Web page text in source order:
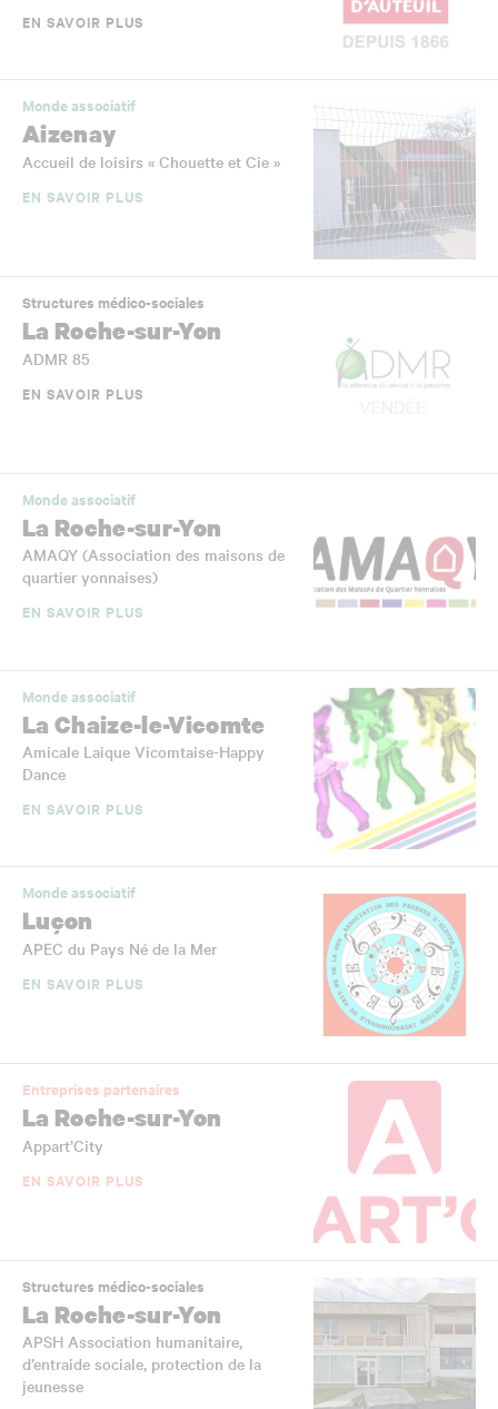
EN SAVOIR PLUS
Monde associatif
Aizenay
Accueil de loisirs « Chouette et Cie »
EN SAVOIR PLUS
Structures médico-sociales
La Roche-sur-Yon
ADMR 85
EN SAVOIR PLUS
Monde associatif
La Roche-sur-Yon
AMAQY (Association des maisons de
quartier yonnaises)
EN SAVOIR PLUS
Monde associatif
La Chaize-le-Vicomte
Amicale Laique Vicomtaise-Happy
Dance
EN SAVOIR PLUS
Monde associatif
Luçon
APEC du Pays Né de la Mer
EN SAVOIR PLUS
Entreprises partenaires
La Roche-sur-Yon
Appart’City
EN SAVOIR PLUS
Structures médico-sociales
La Roche-sur-Yon
APSH Association humanitaire,
d’entraide sociale, protection de la
jeunesse